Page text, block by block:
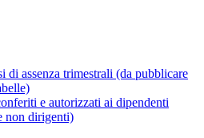
di assenza trimestrali (da pubblicare
e autorizzati ai dipendenti
non dirigenti)